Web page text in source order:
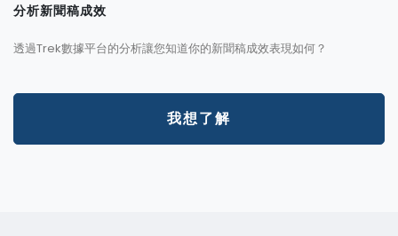
分析新聞稿成效
透過Trek數據平台的分析讓您知道你的新聞稿成效表現如何？
我想了解